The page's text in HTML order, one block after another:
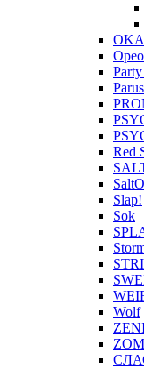
Opeo
Parus
Red
Slap!
Sok
Wolf